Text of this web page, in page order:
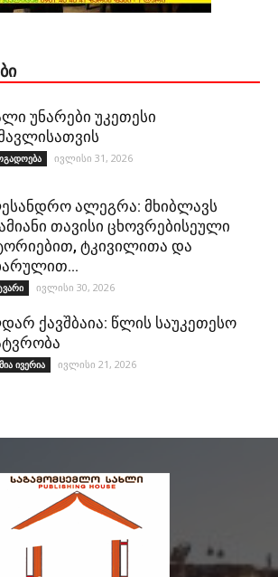
უნარები უკეთესი
ივლისი 31, 2026
ალეგრა: მხიბლავს
თავისი ცხოვრებისეული
ტკივილითა და
ივლისი 30, 2026
ქავშბაია: წლის საუკეთესო
ივერია ივლისი 21, 2026